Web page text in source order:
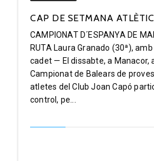
CAP DE SETMANA
CAMPIONAT D´ESPANYA DE
RUTA Laura Granado (30ª),
cadet — El dissabte, a Manacor,
Campionat de Balears de
atletes del Club Joan Capó
control, pe...